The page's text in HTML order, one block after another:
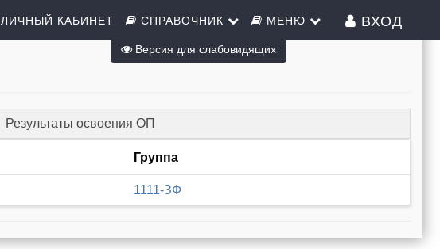
ЛИЧНЫЙ КАБИНЕТ СПРАВОЧНИК МЕНЮ ВХОД
Результаты освоения ОП
Группа
1111-ЗФ
Версия для слабовидящих